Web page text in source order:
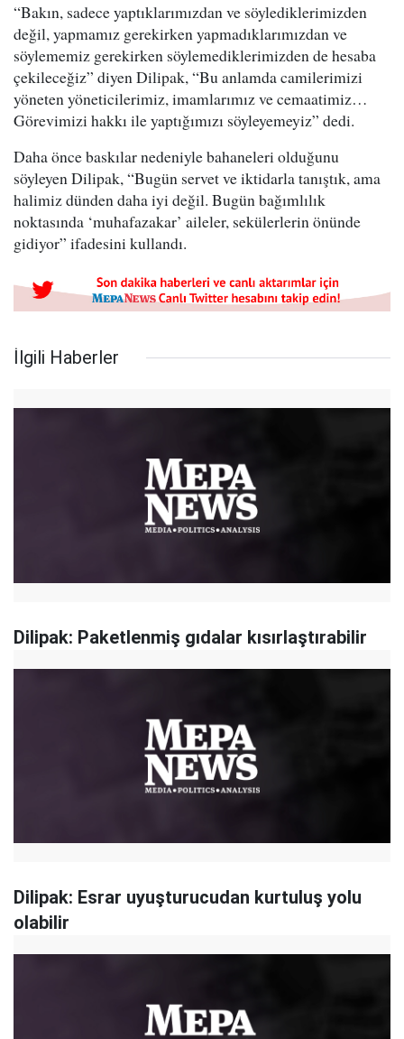
“Bakın, sadece yaptıklarımızdan ve söylediklerimizden
değil, yapmamız gerekirken yapmadıklarımızdan ve
söylememiz gerekirken söylemediklerimizden de hesaba
çekileceğiz” diyen Dilipak, “Bu anlamda camilerimizi
yöneten yöneticilerimiz, imamlarımız ve cemaatimiz…
Görevimizi hakkı ile yaptığımızı söyleyemeyiz” dedi.
Daha önce baskılar nedeniyle bahaneleri olduğunu
söyleyen Dilipak, “Bugün servet ve iktidarla tanıştık, ama
halimiz dünden daha iyi değil. Bugün bağımlılık
noktasında ‘muhafazakar’ aileler, sekülerlerin önünde
gidiyor” ifadesini kullandı.
İlgili Haberler
Dilipak: Paketlenmiş gıdalar kısırlaştırabilir
Dilipak: Esrar uyuşturucudan kurtuluş yolu
olabilir